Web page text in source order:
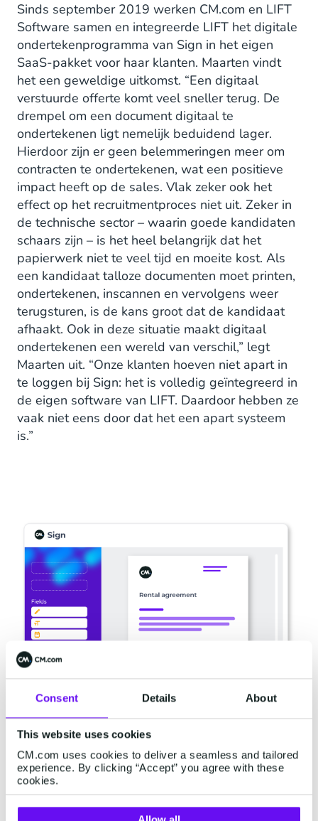
Consent Details About
This website uses cookies
CM.com uses cookies to deliver a seamless and tailored
experience. By clicking “Accept” you agree with these
cookies.
Sinds september 2019 werken CM.com en LIFT
Software samen en integreerde LIFT het digitale
ondertekenprogramma van Sign in het eigen
SaaS-pakket voor haar klanten. Maarten vindt
het een geweldige uitkomst. “Een digitaal
verstuurde offerte komt veel sneller terug. De
drempel om een document digitaal te
ondertekenen ligt nemelijk beduidend lager.
Hierdoor zijn er geen belemmeringen meer om
contracten te ondertekenen, wat een positieve
impact heeft op de sales. Vlak zeker ook het
effect op het recruitmentproces niet uit. Zeker in
de technische sector – waarin goede kandidaten
schaars zijn – is het heel belangrijk dat het
papierwerk niet te veel tijd en moeite kost. Als
een kandidaat talloze documenten moet printen,
ondertekenen, inscannen en vervolgens weer
terugsturen, is de kans groot dat de kandidaat
afhaakt. Ook in deze situatie maakt digitaal
ondertekenen een wereld van verschil,” legt
Maarten uit. “Onze klanten hoeven niet apart in
te loggen bij Sign: het is volledig geïntegreerd in
de eigen software van LIFT. Daardoor hebben ze
vaak niet eens door dat het een apart systeem
is.”
Sign: vrij lastig om níet te
snappen
De koppeling van Sign met de eigen software